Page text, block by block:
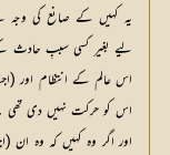
یہ کہیں کے صانع کی
لیے بغیر کسی سببِ حادث
اس عالم کے انتظام اور
اس کو حرکت نہیں دی تھی
اور اگر وہ کہیں کہ وہ ان